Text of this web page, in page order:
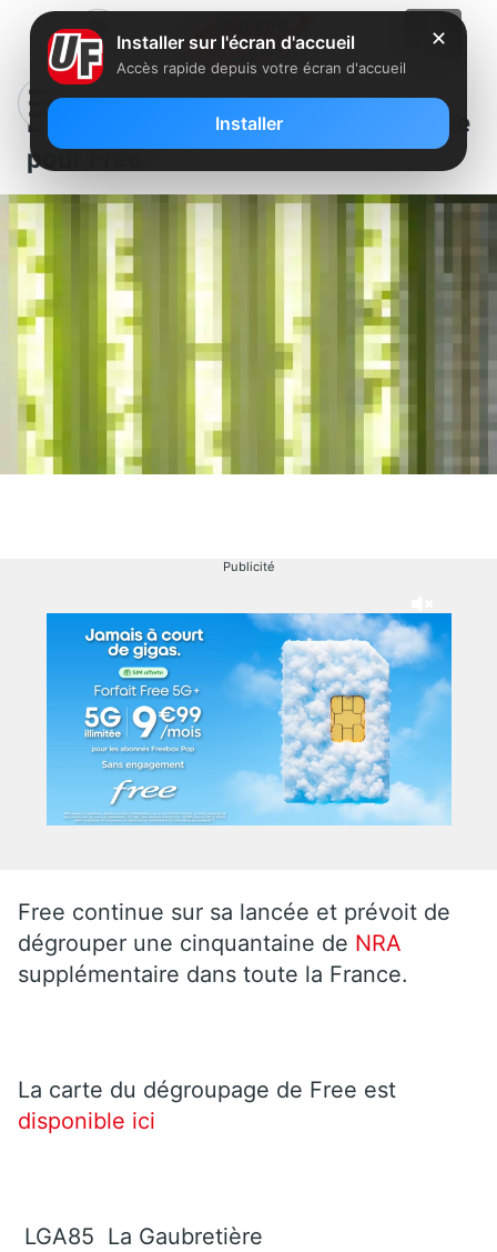
Dégroupage : Cadence soutenue
pour Free
Publicité
Free continue sur sa lancée et prévoit de
dégrouper une cinquantaine de NRA
supplémentaire dans toute la France.
La carte du dégroupage de Free est
disponible ici
LGA85 La Gaubretière
✕
Installer sur l'écran d'accueil
Accès rapide depuis votre écran d'accueil
Installer